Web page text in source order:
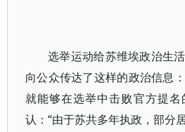
选举运动给苏维埃政治生
向公众传达了这样的政治信息
就能够在选举中击败官方提
认：“由于苏共多年执政，部分